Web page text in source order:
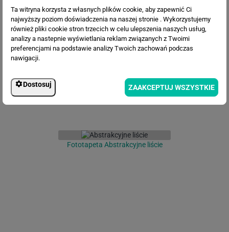
Fototapeta Las 3D
Fototapeta Abstrakcyjne liście
Ta witryna korzysta z własnych plików cookie, aby zapewnić Ci
najwyższy poziom doświadczenia na naszej stronie . Wykorzystujemy
również pliki cookie stron trzecich w celu ulepszenia naszych usług,
analizy a nastepnie wyświetlania reklam związanych z Twoimi
preferencjami na podstawie analizy Twoich zachowań podczas
nawigacji.
Dostosuj ZAAKCEPTUJ WSZYSTKIE